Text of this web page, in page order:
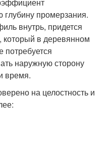
промерзания.
внутрь, придется
который в деревянном
потребуется
наружную сторону
время.
на целостность и